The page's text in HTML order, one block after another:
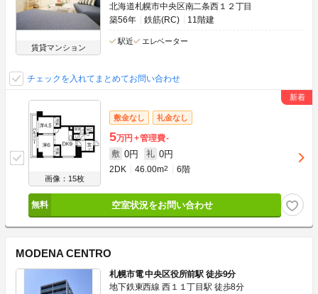
賃貸マンション
北海道札幌市中央区南二条西１２丁目
築56年
鉄筋(RC) 11階建
駅近 エレベーター
チェックを入れてまとめてお問い合わせ
画像：15枚
敷金なし 礼金なし
5万円 管理費-
敷 0円 礼 0円
2DK 46.00m2 6階
空室状況をお問い合わせ
MODENA CENTRO
札幌市電 中央区役所前駅 徒歩9分
地下鉄東西線 西１１丁目駅 徒歩8分